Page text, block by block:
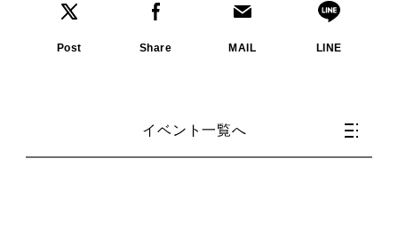
Post Share MAIL LINE
イベント一覧へ